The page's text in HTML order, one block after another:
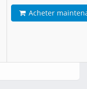
Acheter